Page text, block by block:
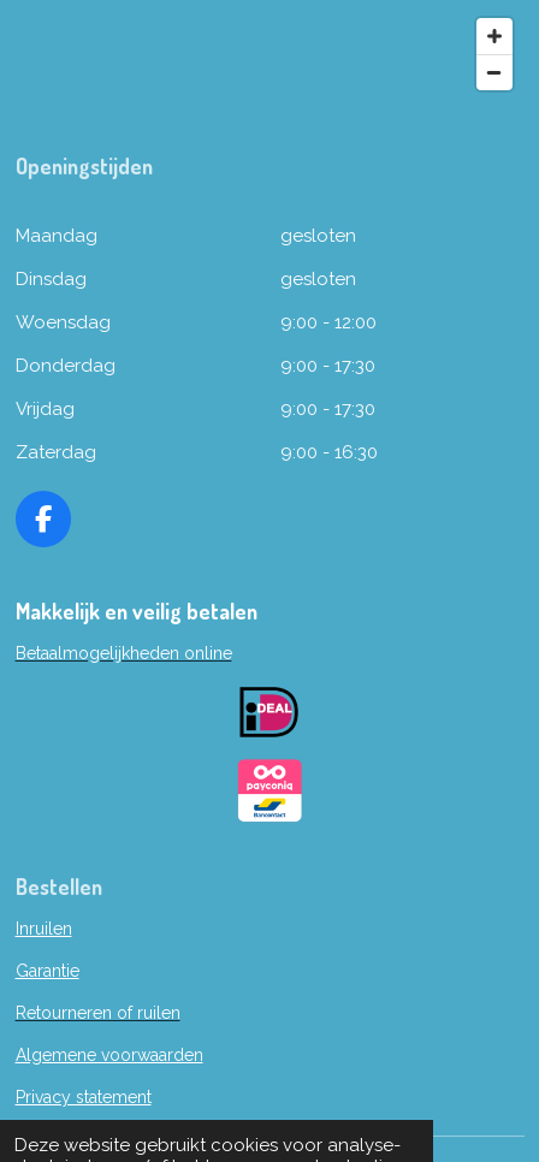
Deze website gebruikt cookies voor analyse-
Openingstijden
Maandag
gesloten
Dinsdag
gesloten
Woensdag
9:00 - 12:00
Donderdag
9:00 - 17:30
Vrijdag
9:00 - 17:30
Zaterdag
9:00 - 16:30
F
a
e
o
Makkelijk en veilig betalen
Betaalmogelijkheden online
Bestellen
Inruilen
Garantie
Retourneren of ruilen
Algemene voorwaarden
Privacy statement
© 2019 - 2022 W. en M. Boon naaimachines.